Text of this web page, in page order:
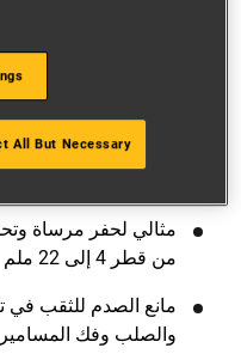
مثالي لحفر مرساة
من قطر 4 إلى 22 ملم
مانع الصدم للثقب
والصلب وفك المسامير
All But Necessary